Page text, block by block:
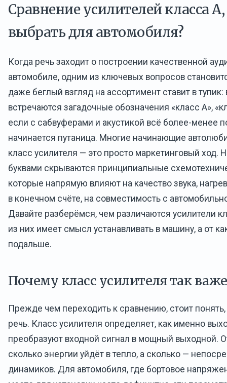
Сравнение усилителей класса A,
выбрать для автомобиля?
Когда речь заходит о построении качественной
автомобиле, одним из ключевых вопросов
даже беглый взгляд на ассортимент ставит в тупик:
встречаются загадочные обозначения «класс А»,
если с сабвуферами и акустикой всё более-менее
начинается путаница. Многие начинающие
класс усилителя — это просто маркетинговый ход.
буквами скрываются принципиальные
которые напрямую влияют на качество звука,
в конечном счёте, на совместимость с
Давайте разберёмся, чем различаются усилители
из них имеет смысл устанавливать в машину, а от
подальше.
Почему класс усилителя так
Прежде чем переходить к сравнению, стоит
речь. Класс усилителя определяет, как именно
преобразуют входной сигнал в мощный выходной.
сколько энергии уйдёт в тепло, а сколько —
динамиков. Для автомобиля, где бортовое